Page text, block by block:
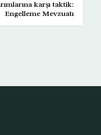
karşı taktik:
Engelleme Mevzuatı